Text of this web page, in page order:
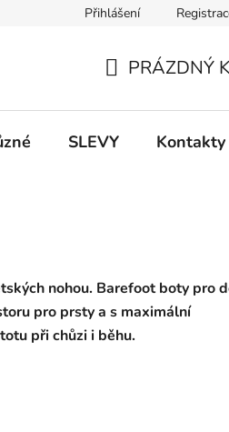
Informace k on-line platbám
Přihlášení
KOŠÍK
PRÁZDNÝ
SLEVY Kontakty
nohou. Barefoot boty pro
pro prsty a s maximální
při chůzi i běhu.